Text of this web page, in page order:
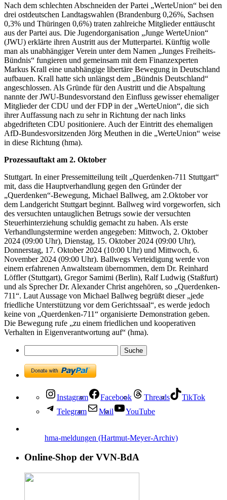
Nach dem schlechten Abschneiden der Partei „WerteUnion“ bei den
drei ostdeutschen Landtagswahlen (Brandenburg 0,26%, Sachsen
0,3% und Thüringen 0,6%) traten zahlreiche Mitglieder enttäuscht
aus der Partei aus. Die Jugendorganisation „Junge WerteUnion“
(JWU) erklärte ihren Austritt aus der Mutterpartei. Künftig wolle
man als unabhängiger Verein unter dem Namen „Junges Freiheits-
Bündnis“ fungieren und gemeinsam mit dem Finanzexperten
Markus Krall eine unabhängige libertäre Bewegung in Deutschland
aufbauen. Krall hatte sich unlängst dem „Bündnis Deutschland“
angeschlossen. Als Gründe für den Austritt und die Abspaltung
nannte der JWU-Bundesvorstand den Einfluss gewisser ehemaliger
Mitglieder der CDU und der FDP in der „WerteUnion“, die sich
ihrer Auffassung nach zu sehr in Richtung der nach links
abgedrifteten CDU positioniere. Auch der Eintritt des ehemaligen
AfD-Bundesvorsitzenden Jörg Meuthen in die „WerteUnion“ weise
in diese Richtung (hma).
Prozessauftakt am 2. Oktober
Stuttgart. In einer Pressemitteilung teilt „Querdenken-711 Stuttgart“
mit, dass die Hauptverhandlung gegen den Gründer der
„Querdenken“-Bewegung, Michael Ballweg, am 2.Oktober vor
dem Landgericht Stuttgart beginnt. Ballweg wird vorgeworfen, sich
des versuchten untauglichen Betrugs sowie der versuchten
Steuerhinterziehung schuldig gemacht zu haben. Als erste
Verhandlungstermine werden angegeben: Mittwoch, 2. Oktober
2024 (09:00 Uhr), Dienstag, 15. Oktober 2024 (09:00 Uhr),
Donnerstag, 17. Oktober 2024 (10:00 Uhr) und Mittwoch, 6.
November 2024 (09:00 Uhr). Ballwegs Verteidigung werde von
einem erfahrenen Anwaltsteam übernommen, dem Dr. Reinhard
Löffler (Stuttgart), Gregor Samimi (Berlin), Ralf Ludwig (Staßfurt)
und als Sprecher Dr. Alexander Christ angehören, so „Querdenken-
711“. Laut Aussage von Michael Ballweg begrüßt dieser „jede
friedliche Unterstützung vor dem Gerichtssaal“, es werde jedoch
keine von „Querdenken-711“ organisierte Demonstration geben.
Die Bewegung rufe „zu einem friedlichen und kooperativen
Verhalten in Eigenverantwortung auf“ (hma).
Instagram Facebook Threads
TikTok
Telegram
Mail YouTube
hma-meldungen (Hartmut-Meyer-Archiv)
Online-Shop der VVN-BdA